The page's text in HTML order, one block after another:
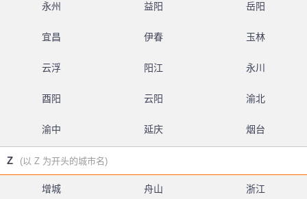
永州 益阳 岳阳
宜昌 伊春 玉林
云浮 阳江 永川
酉阳 云阳 渝北
渝中 延庆 烟台
Z (以 Z 为开头的城市名)
增城 舟山 浙江